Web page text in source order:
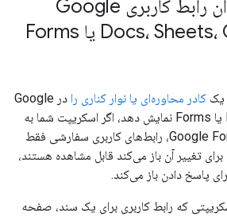
HTML را به عنوان رابط کاربری Google
Docs، Sheets، Google Slides یا Forms
کادر محاوره‌ای یا نوار کناری را
در Google
Docs، Sheets، Slides یا Forms نمایش دهد، اگر اسکریپت شما به
باشد. در Google Forms، رابط‌های کاربری سفارشی فقط
تغییر آن باز می‌کند قابل مشاهده هستند،
پاسخ دادن باز می‌کند.
که رابط کاربری برای یک سند، صفحه